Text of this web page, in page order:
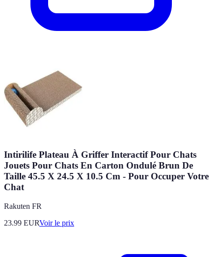
Intirilife Plateau À Griffer Interactif Pour Chats
Jouets Pour Chats En Carton Ondulé Brun De
Taille 45.5 X 24.5 X 10.5 Cm - Pour Occuper Votre
Chat
Rakuten FR
23.99 EURVoir le prix